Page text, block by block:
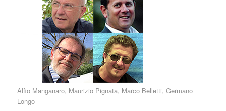
Alfio Manganaro, Maurizio Pignata, Marco Belletti, Germano
Longo